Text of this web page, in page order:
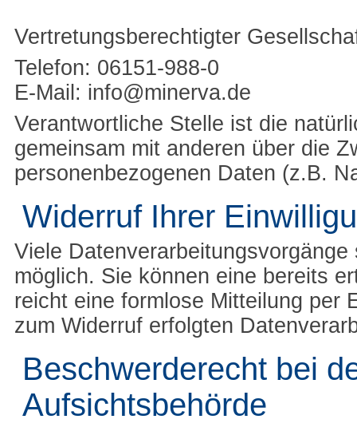
Vertretungsberechtigter
Telefon: 06151-988-0
E-Mail: info@minerva.de
Verantwortliche Stelle ist die
gemeinsam mit anderen über die
personenbezogenen Daten (z.B.
Widerruf Ihrer
Viele
möglich. Sie können eine bereits
reicht eine formlose Mitteilung per
zum Widerruf erfolgten
Beschwerderecht bei
Aufsichtsbehörde